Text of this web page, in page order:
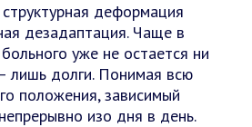
деформация
дезадаптация. Чаще в
уже не остается ни
лишь долги. Понимая всю
положения, зависимый
изо дня в день.